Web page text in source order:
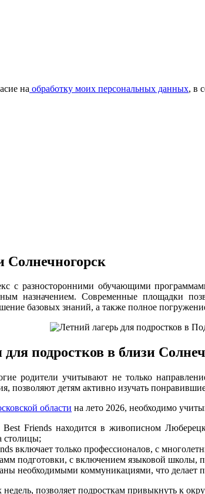
на обработку моих персональных данных, в
Солнечногорск
с разносторонними обучающими
назначением. Современные площадки
базовых знаний, а также полное
подростков в близи
родители учитывают не только
позволяют детям активно изучать
области на лето 2026, необходимо
Friends находится в живописном
столицы;
включает только профессионалов, с
подготовки, с включением языковой школы,
необходимыми коммуникациями, что делает
позволяет подросткам привыкнуть к